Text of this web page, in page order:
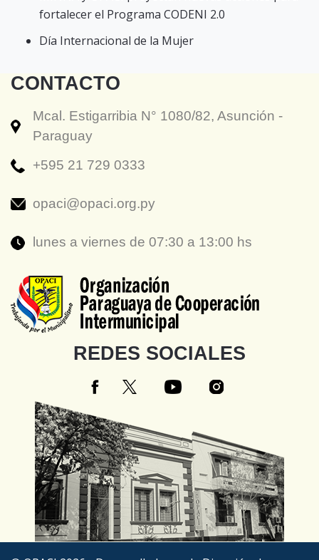
fortalecer el Programa CODENI 2.0
Día Internacional de la Mujer
CONTACTO
Mcal. Estigarribia N° 1080/82, Asunción -
Paraguay
+595 21 729 0333
opaci@opaci.org.py
lunes a viernes de 07:30 a 13:00 hs
REDES SOCIALES